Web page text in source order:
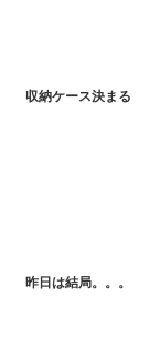
収納ケース決まる
昨日は結局。。。